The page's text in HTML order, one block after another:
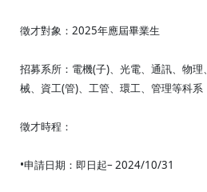
徵才對象：2025年應屆畢業生
招募系所：電機(子)、光電、通訊、物
械、資工(管)、工管、環工、管理等科系
徵才時程：
•申請日期：即日起– 2024/10/31